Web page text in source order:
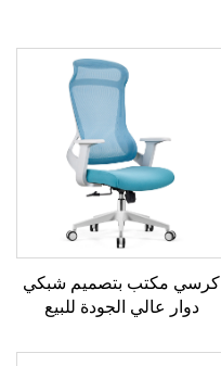
كرسي مكتب بتصميم شبكي
دوار عالي الجودة للبيع
بلاستيكي مريح